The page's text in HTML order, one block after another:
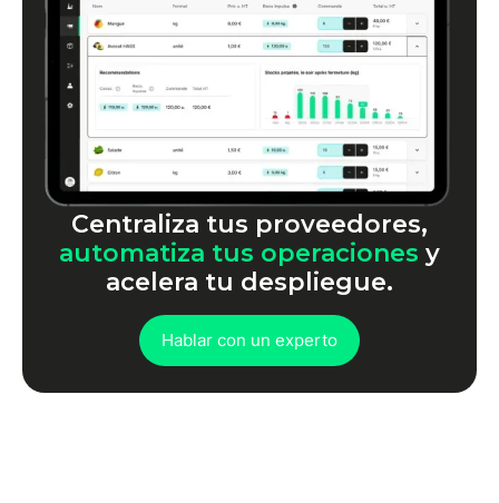
Centraliza tus proveedores,
automatiza tus operaciones y
acelera tu despliegue.
Hablar con un experto